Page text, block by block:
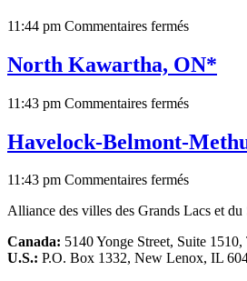
11:44 pm Commentaires ferméssur
South
Monaghan,
North Kawartha, ON*
11:43 pm Commentaires ferméssur
Kawartha,
ON*
Havelock-Belmont-
11:43 pm Commentaires ferméssur
Belmont-
ON*
Alliance des villes des Grands Lacs et
Canada: 5140 Yonge Street, Suite
U.S.: P.O. Box 1332, New Lenox, IL